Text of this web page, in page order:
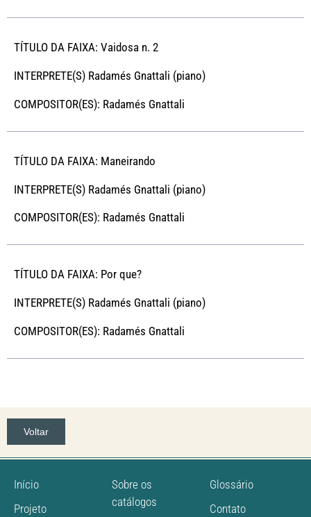
TÍTULO DA FAIXA: Vaidosa n. 2
INTERPRETE(S) Radamés Gnattali (piano)
COMPOSITOR(ES): Radamés Gnattali
TÍTULO DA FAIXA: Maneirando
INTERPRETE(S) Radamés Gnattali (piano)
COMPOSITOR(ES): Radamés Gnattali
TÍTULO DA FAIXA: Por que?
INTERPRETE(S) Radamés Gnattali (piano)
COMPOSITOR(ES): Radamés Gnattali
Voltar
Início
Projeto
Sobre os
catálogos
Glossário
Contato